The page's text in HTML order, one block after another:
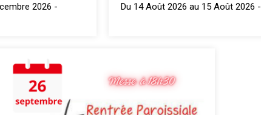
2026 -
Du 14 Août 2026 au 15 Août 2026 -